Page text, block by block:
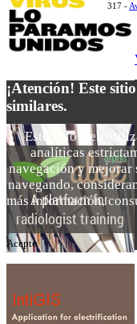
317 -
¡Atención! Este
similares.
Este sitio web
analíticas
navegación y mejorar
navegando,
más información,
Acepto